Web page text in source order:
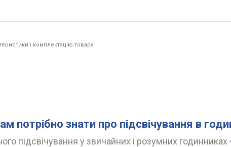
і комплектацію товару
потрібно знати про підсвічування в
підсвічування у звичайних і розумних годинниках